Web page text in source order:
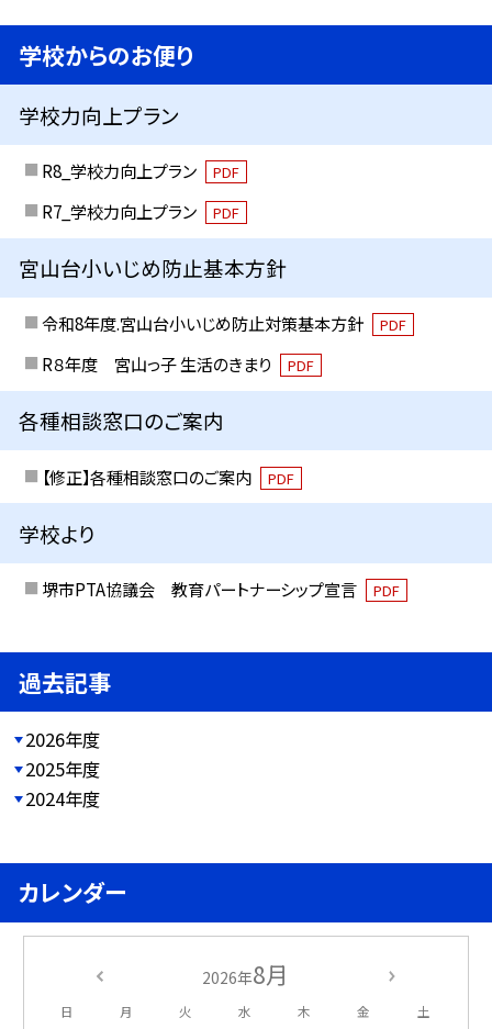
学校からのお便り
学校力向上プラン
R8_学校力向上プラン PDF
R7_学校力向上プラン PDF
宮山台小いじめ防止基本方針
令和8年度.宮山台小いじめ防止対策基本方針 PDF
R８年度 宮山っ子 生活のきまり PDF
各種相談窓口のご案内
【修正】各種相談窓口のご案内 PDF
学校より
堺市PTA協議会 教育パートナーシップ宣言 PDF
過去記事
2026年度
2025年度
2024年度
カレンダー
2026年8月
日 月 火 水 木 金 土